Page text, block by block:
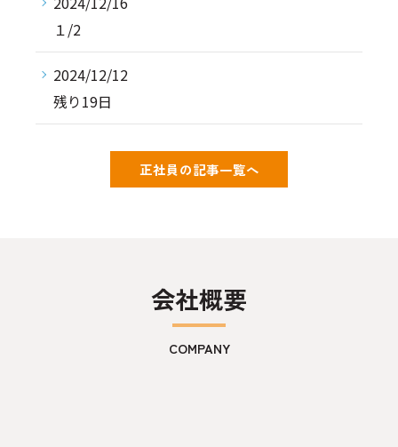
１/2
2024/12/12
残り19日
正社員の記事一覧へ
会社概要
COMPANY